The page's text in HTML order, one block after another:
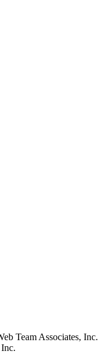
Team Associates, Inc.